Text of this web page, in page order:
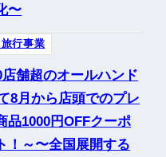
〜
行事業
舗超のオールハンド
8月から店頭でのプレ
品1000円OFFクーポ
！～〜全国展開する